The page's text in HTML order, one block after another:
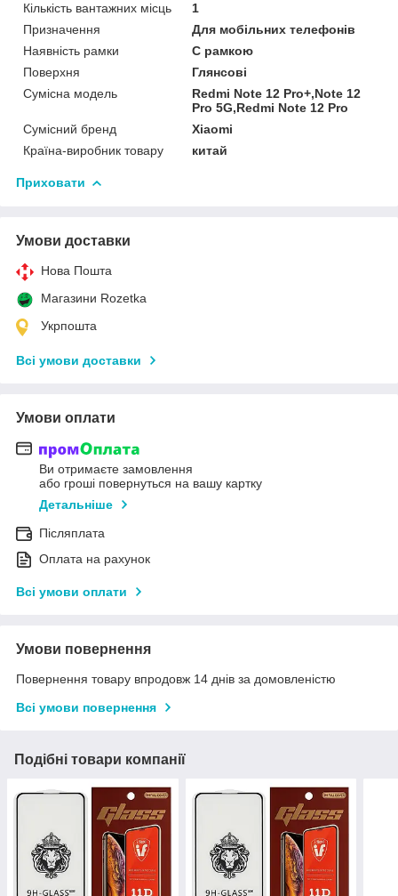
Кількість вантажних місць
1
Призначення
Для мобільних телефонів
Наявність рамки
C рамкою
Поверхня
Глянсові
Сумісна модель
Redmi Note 12 Pro+,Note 12
Pro 5G,Redmi Note 12 Pro
Сумісний бренд
Xiaomi
Країна-виробник товару
китай
Приховати
Умови доставки
Нова Пошта
Магазини Rozetka
Укрпошта
Всі умови доставки
Умови оплати
Ви отримаєте замовлення
або гроші повернуться на вашу картку
Детальніше
Післяплата
Оплата на рахунок
Всі умови оплати
Умови повернення
Повернення товару впродовж 14 днів за домовленістю
Всі умови повернення
Подібні товари компанії